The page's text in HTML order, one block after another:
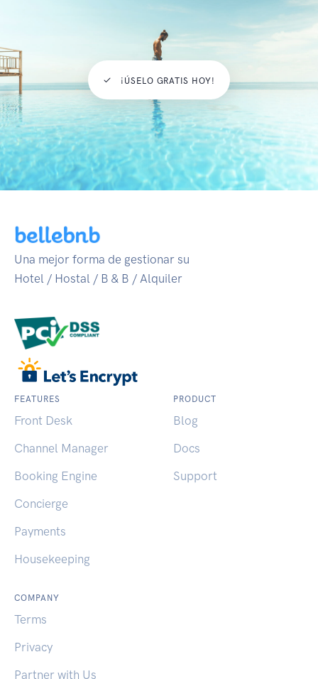
¡ÚSELO GRATIS HOY!
Una mejor forma de gestionar su
Hotel / Hostal / B & B / Alquiler
FEATURES
Front Desk
Channel Manager
Booking Engine
Concierge
Payments
Housekeeping
PRODUCT
Blog
Docs
Support
COMPANY
Terms
Privacy
Partner with Us